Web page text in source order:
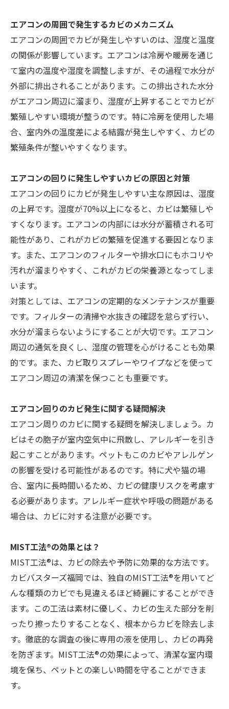
エアコンの周囲で発生するカビのメカニズム
エアコンの周囲でカビが発生しやすいのは、湿度と温度
の関係が影響しています。エアコンは冷房や暖房を通じ
て室内の温度や湿度を調整しますが、その過程で水分が
外部に排出されることがあります。この排出された水分
がエアコン周辺に溜まり、湿度が上昇することでカビが
繁殖しやすい環境が整うのです。特に冷房を使用した場
合、室内外の温度差による結露が発生しやすく、カビの
繁殖条件が整いやすくなります。
エアコンの回りに発生しやすいカビの原因と対策
エアコンの回りにカビが発生しやすい主な原因は、湿度
の上昇です。湿度が70%以上になると、カビは繁殖しや
すくなります。エアコンの内部には水分が蓄積される可
能性があり、これがカビの繁殖を促進する要因となりま
す。また、エアコンのフィルターや排水口にもホコリや
汚れが溜まりやすく、これがカビの栄養源となってしま
います。
対策としては、エアコンの定期的なメンテナンスが重要
です。フィルターの清掃や水抜きの確認を怠らず行い、
水分が溜まらないようにすることが大切です。エアコン
周辺の通気を良くし、湿度の管理を心がけることも効果
的です。また、カビ取りスプレーやワイプなどを使って
エアコン周辺の清潔を保つことも重要です。
エアコン回りのカビ発生に関する疑問解決
エアコン周りのカビに関する疑問を解決しましょう。カ
ビはその胞子が室内空気中に飛散し、アレルギーを引き
起こすことがあります。ペットもこのカビやアレルゲン
の影響を受ける可能性があるのです。特に犬や猫の場
合、室内に長時間いるため、カビの健康リスクを考慮す
る必要があります。アレルギー症状や呼吸の問題がある
場合は、カビに対する注意が必要です。
MIST工法®の効果とは？
MIST工法®は、カビの除去や予防に効果的な方法です。
カビバスターズ福岡では、独自のMIST工法®を用いてど
んな種類のカビでも見違えるほど綺麗にすることができ
ます。この工法は素材に優しく、カビの生えた部分を削
ったり擦ったりすることなく、根本からカビを除去しま
す。徹底的な調査の後に専用の液を使用し、カビの再発
を防ぎます。MIST工法®の効果によって、清潔な室内環
境を保ち、ペットとの楽しい時間を守ることができま
す。